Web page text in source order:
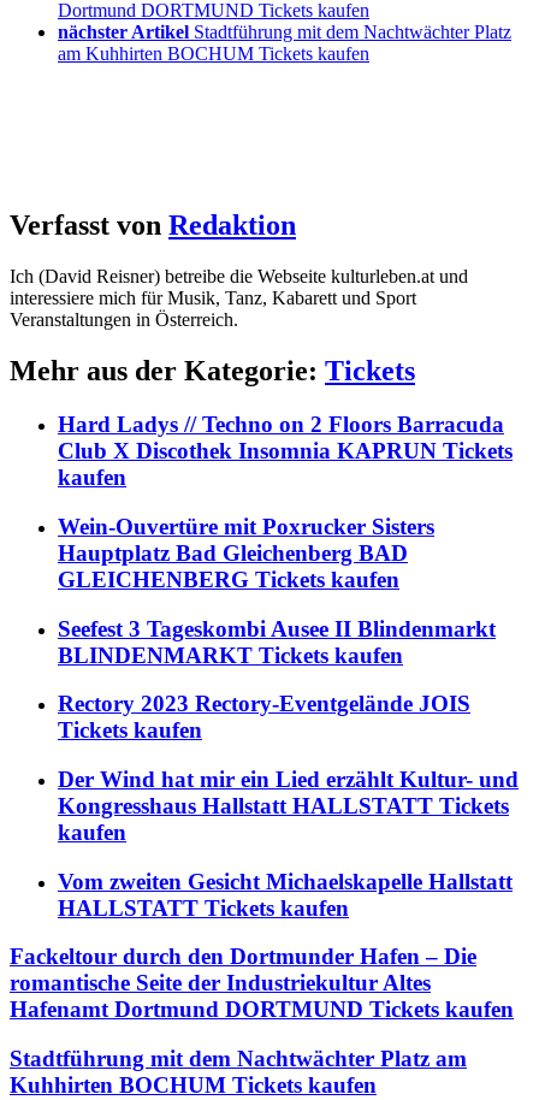
Dortmund DORTMUND Tickets kaufen
nächster Artikel Stadtführung mit dem Nachtwächter Platz
am Kuhhirten BOCHUM Tickets kaufen
Verfasst von Redaktion
Ich (David Reisner) betreibe die Webseite kulturleben.at und
interessiere mich für Musik, Tanz, Kabarett und Sport
Veranstaltungen in Österreich.
Mehr aus der Kategorie: Tickets
Hard Ladys // Techno on 2 Floors Barracuda
Club X Discothek Insomnia KAPRUN Tickets
kaufen
Wein-Ouvertüre mit Poxrucker Sisters
Hauptplatz Bad Gleichenberg BAD
GLEICHENBERG Tickets kaufen
Seefest 3 Tageskombi Ausee II Blindenmarkt
BLINDENMARKT Tickets kaufen
Rectory 2023 Rectory-Eventgelände JOIS
Tickets kaufen
Der Wind hat mir ein Lied erzählt Kultur- und
Kongresshaus Hallstatt HALLSTATT Tickets
kaufen
Vom zweiten Gesicht Michaelskapelle Hallstatt
HALLSTATT Tickets kaufen
Fackeltour durch den Dortmunder Hafen – Die
romantische Seite der Industriekultur Altes
Hafenamt Dortmund DORTMUND Tickets kaufen
Stadtführung mit dem Nachtwächter Platz am
Kuhhirten BOCHUM Tickets kaufen